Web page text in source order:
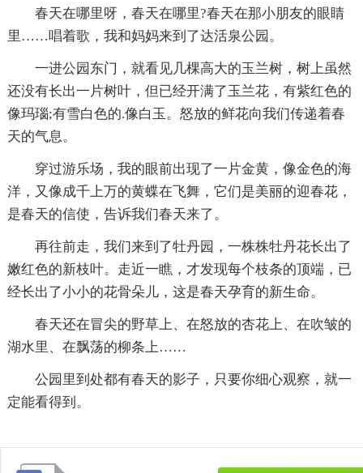
春天在哪里呀，春天在哪里?春天在那小朋友的眼睛
里……唱着歌，我和妈妈来到了达活泉公园。
一进公园东门，就看见几棵高大的玉兰树，树上虽然
还没有长出一片树叶，但已经开满了玉兰花，有紫红色的
像玛瑙;有雪白色的.像白玉。怒放的鲜花向我们传递着春
天的气息。
穿过游乐场，我的眼前出现了一片金黄，像金色的海
洋，又像成千上万的黄蝶在飞舞，它们是美丽的迎春花，
是春天的信使，告诉我们春天来了。
再往前走，我们来到了牡丹园，一株株牡丹花长出了
嫩红色的新枝叶。走近一瞧，才发现每个枝条的顶端，已
经长出了小小的花骨朵儿，这是春天孕育的新生命。
春天还在冒尖的野草上、在怒放的杏花上、在吹皱的
湖水里、在飘荡的柳条上……
公园里到处都有春天的影子，只要你细心观察，就一
定能看得到。